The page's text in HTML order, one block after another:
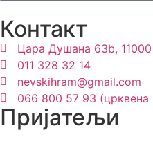
Контакт
Цара Душана 63b,
011 328 32 14
nevskihram@gmail.com
066 800 57 93 (црквена
Пријатељи